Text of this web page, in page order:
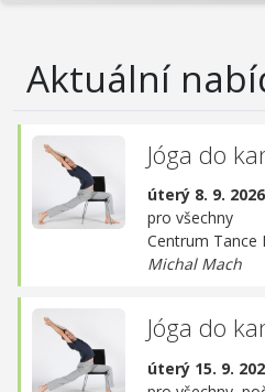
Aktuální
Jóga do
úterý 8. 9.
pro všechny
Centrum Tance
Michal Mach
Jóga do
úterý 15. 9.